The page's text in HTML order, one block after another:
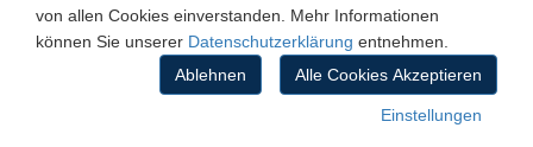
von allen Cookies einverstanden. Mehr Informationen
können Sie unserer Datenschutzerklärung entnehmen.
Alle Cookies Akzeptieren
Ablehnen
Einstellungen